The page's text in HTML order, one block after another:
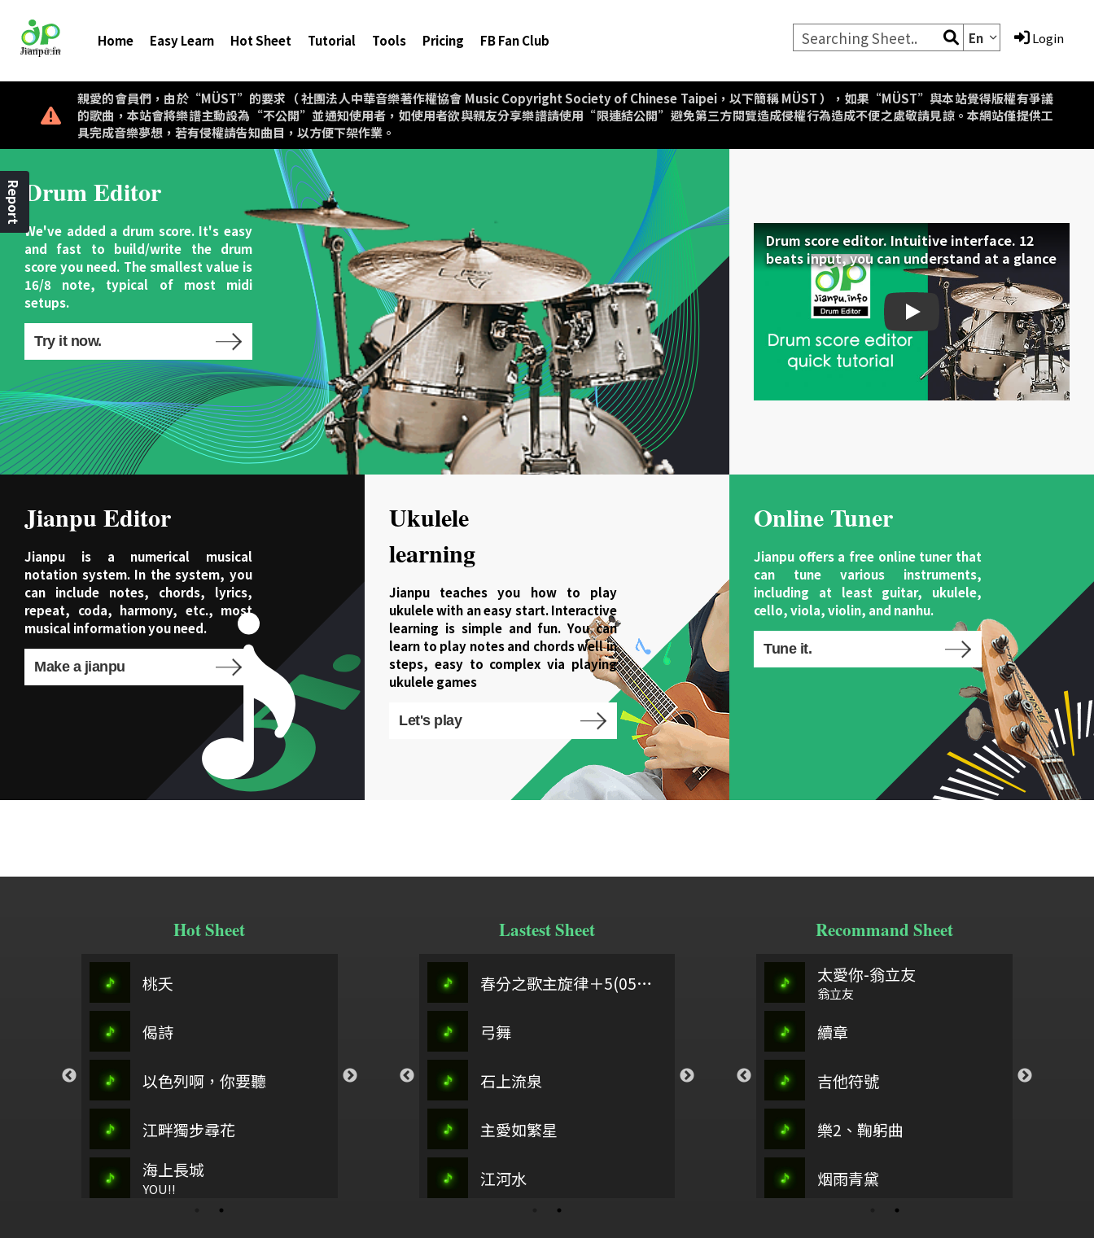
Home Easy Learn Hot Sheet Tutorial Tools Pricing FB Fan Club En Login
親愛的會員們，由於“MÜST”的要求（ 社團法人中華音樂著作權協會 Music Copyright Society of Chinese Taipei，以下簡稱 MÜST ），如果“MÜST”與本站覺得版權有爭議
的歌曲，本站會將樂譜主動設為“不公開”並通知使用者，如使用者欲與親友分享樂譜請使用“限連結公開”避免第三方閱覽造成侵權行為造成不便之處敬請見諒。本網站僅提供工
具完成音樂夢想，若有侵權請告知曲目，以方便下架作業。
Drum Editor
We've added a drum score. It's easy
and fast to build/write the drum
score you need. The smallest value is
16/8 note, typical of most midi
setups.
Try it now.
Drum score editor. Intuitive interface. 12
beats input, you can understand at a glance
Drum score editor.
Jianpu Editor
Jianpu is a numerical musical
notation system. In the system, you
can include notes, chords, lyrics,
repeat, coda, harmony, etc., most
musical information you need.
Make a jianpu
Ukulele
learning
Jianpu teaches you how to play
ukulele with an easy start. Interactive
learning is simple and fun. You can
learn to play notes and chords well in
steps, easy to complex via playing
ukulele games
Let's play
Online Tuner
Jianpu offers a free online tuner that
can tune various instruments,
including at least guitar, ukulele,
cello, viola, violin, and nanhu.
Tune it.
Hot Sheet
桃夭
偈詩
以色列啊，你要聽
江畔獨步尋花
海上長城
YOU!!
定風波
來彩畫
春之頌
回家坐月時
武陵春
這裡有榮耀
以色列啊，你要聽
Lastest Sheet
你愛我如至寶_孟慶而
孟慶而
古37
春分之歌主旋律＋5(0504)
弓舞
石上流泉
主愛如繁星
江河水
祢懂我的傷
你愛我如至寶_孟慶而
歡樂歌
石上流泉
Recommand Sheet
吉他符號
someday the boy
樂6、(山線系統曲)
太愛你-翁立友
翁立友
續章
吉他符號
樂2、鞠躬曲
烟雨青黛
Report